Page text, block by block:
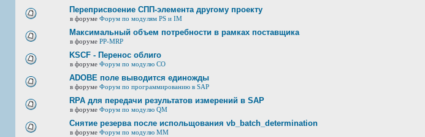
Переприсвоение СПП-элемента другому проекту
в форуме Форум по модулям PS и IM
Максимальный объем потребности в рамках поставщика
в форуме PP-MRP
KSCF - Перенос облиго
в форуме Форум по модулю СО
ADOBE поле выводится единожды
в форуме Форум по программированию в SAP
RPA для передачи результатов измерений в SAP
в форуме Форум по модулю QM
Снятие резерва после испольщования vb_batch_determination
в форуме Форум по модулю ММ